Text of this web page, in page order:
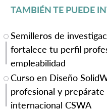
TAMBIÉN TE PUEDE
Semilleros de
fortalece tu perfil
empleabilidad
Curso en Diseño
profesional y
internacional CSWA